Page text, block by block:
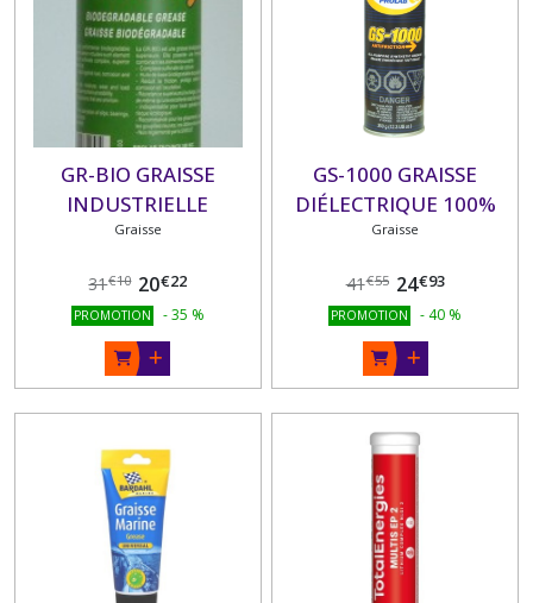
GR-BIO GRAISSE
INDUSTRIELLE
BIODÉGRADABLE 435 G
Graisse
31€10 20€22
PROMOTION -35 %
GS-1000 GRAISSE
DIÉLECTRIQUE 100%
SYNTHÉTIQUE
Graisse
41€55 24€93
PROMOTION - 40 %